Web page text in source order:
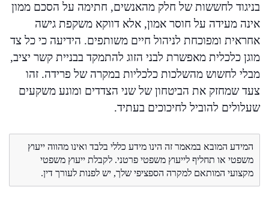
בניגוד לחששות של חלק מהאנשים, חתימה על הסכם ממון
אינה מעידה על חוסר אמון, אלא דווקא משקפת גישה
אחראית ומפוכחת לניהול חיים משותפים. הידיעה כי כל צד
מוגן כלכלית מאפשרת לבני הזוג להתמקד בבניית קשר יציב,
מבלי לחשוש מהשלכות כלכליות במקרה של פרידה. זהו
צעד שמחזק את הביטחון של שני הצדדים ומונע משקעים
שעלולים להוביל לחיכוכים בעתיד.
המידע המובא במאמר זה הינו מידע כללי בלבד ואינו מהווה ייעוץ
משפטי או תחליף לייעוץ משפטי פרטני. לקבלת ייעוץ משפטי
מקצועי המותאם למקרה הספציפי שלך, יש לפנות לעורך דין.